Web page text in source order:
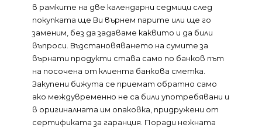
в рамките на две календарни седмици след
покупката ще Ви върнем парите или ще го
заменим, без да задаваме каквито и да били
въпроси. Възстановяването на сумите за
върнати продукти става само по банков път
на посочена от клиента банкова сметка.
Закупени бижута се приемат обратно само
ако междувременно не са били употребявани и
в оригиналната им опаковка, придружени от
сертификата за гаранция. Поради нежната